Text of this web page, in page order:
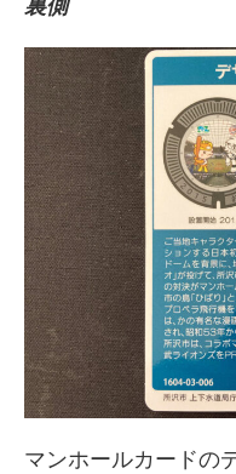
裏側
マンホールカードの